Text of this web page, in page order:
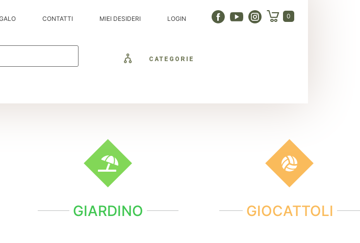
CONTATTI MIEI DESIDERI LOGIN
CATEGORIE
0
GIARDINO GIOCATTOLI